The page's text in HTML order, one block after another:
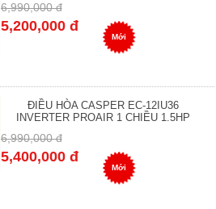
6,990,000 đ
5,200,000 đ
Mới
ĐIỀU HÒA CASPER EC-12IU36
INVERTER PROAIR 1 CHIỀU 1.5HP
6,990,000 đ
5,400,000 đ
Mới